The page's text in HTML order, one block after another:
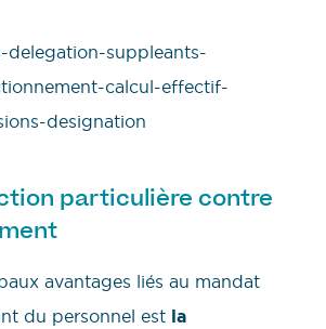
particulière contre
avantages liés au mandat
du personnel est la